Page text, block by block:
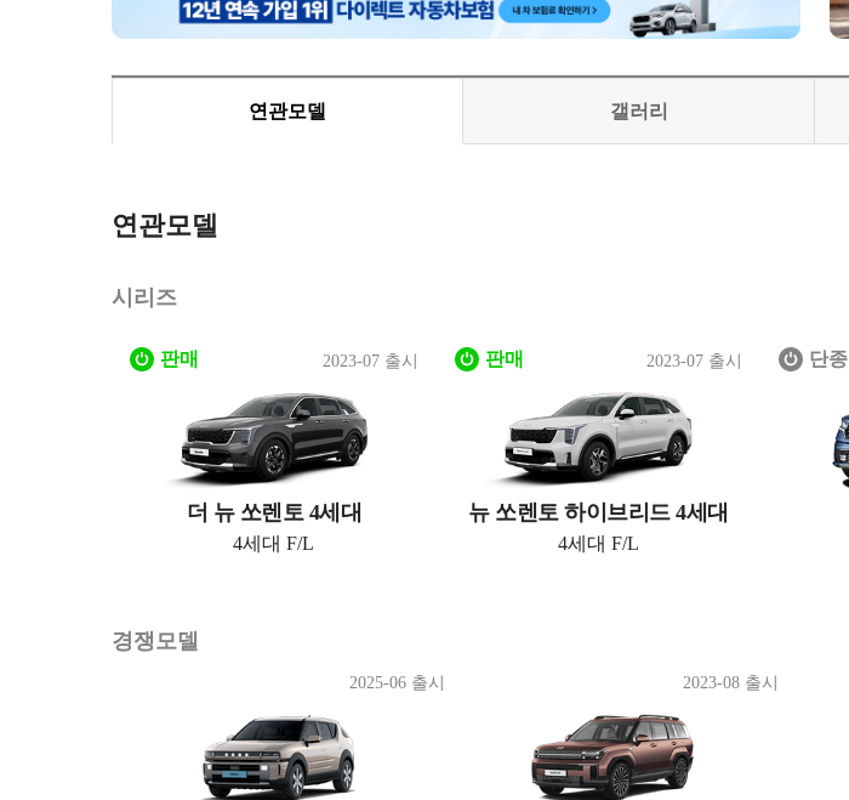
연관모델 갤러리
연관모델
시리즈
판매
더 뉴 쏘렌토 4세대
2023-07 출시
4세대 F/L
판매
뉴 쏘렌토 하이브리드 4세대
2023-07 출시
4세대 F/L
단종
경쟁모델
2025-06 출시 2023-08 출시